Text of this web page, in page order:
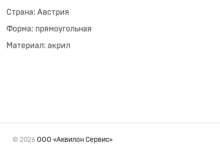
Страна: Австрия
Форма: прямоугольная
Материал: акрил
© 2026 ООО «Аквилон Сервис»